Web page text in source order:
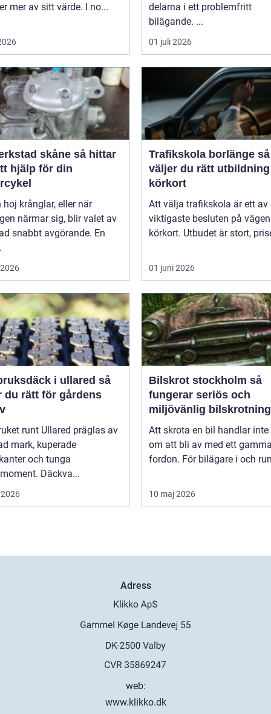
mer av sitt värde. I no...
delarna i ett problemfritt
bilägande. ...
01 juli 2026
skåne så hittar
hjälp för din
hoj krånglar, eller när
närmar sig, blir valet av
snabbt avgörande. En
Trafikskola borlänge så
väljer du rätt
körkort
Att välja trafikskola är ett av
viktigaste besluten på
körkort. Utbudet är stort,
01 juni 2026
i ullared så
du rätt för gårdens
runt Ullared präglas av
mark, kuperade
och tunga
Däckva...
Bilskrot stockholm så
fungerar seriös och
miljövänlig bilskrotning
Att skrota en bil handlar inte
om att bli av med ett
fordon. För bilägare i och
10 maj 2026
Adress
web:
www.klikko.dk